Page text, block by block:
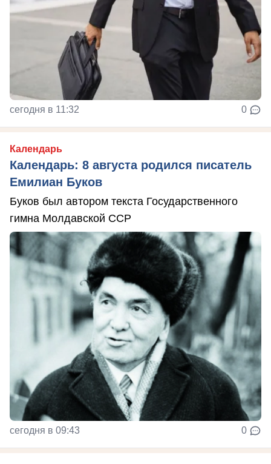
сегодня в 11:32 0
Календарь
Календарь: 8 августа родился писатель
Емилиан Буков
Буков был автором текста Государственного
гимна Молдавской ССР
сегодня в 09:43 0